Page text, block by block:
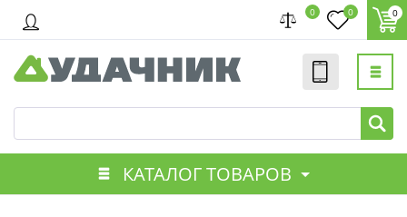
0 0 0
КАТАЛОГ ТОВАРОВ